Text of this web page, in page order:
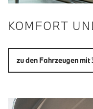
KOMFORT
zu den Fahrzeugen mit